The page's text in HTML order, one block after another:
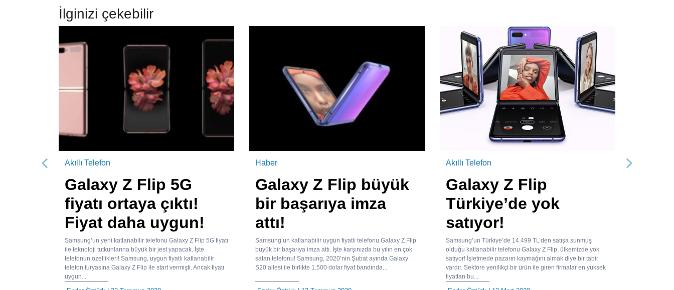
İlginizi çekebilir
Akıllı Telefon
Galaxy Z Flip 5G
fiyatı ortaya çıktı!
Fiyat daha uygun!
Samsung’un yeni katlanabilir telefonu Galaxy Z Flip 5G fiyatı
ile teknoloji tutkunlarına büyük bir jest yapacak. İşte
telefonun özellikleri! Samsung, uygun fiyatlı katlanabilir
telefon furyasına Galaxy Z Flip ile start vermişti. Ancak fiyatı
uygun...
Haber
Galaxy Z Flip büyük
bir başarıya imza
attı!
Samsung’un katlanabilir uygun fiyatlı telefonu Galaxy Z Flip
büyük bir başarıya imza attı. İşte karşınızda bu yılın en çok
satan telefonu! Samsung, 2020’nin Şubat ayında Galaxy
S20 ailesi ile birlikte 1.500 dolar fiyat bandında...
Akıllı Telefon
Galaxy Z Flip
Türkiye’de yok
satıyor!
Samsung’un Türkiye’de 14.499 TL’den satışa sunmuş
olduğu katlanabilir telefonu Galaxy Z Flip, ülkemizde yok
satıyor! İşletmede pazarın kaymağını almak diye bir tabir
vardır. Sektöre yenilikçi bir ürün ile giren firmalar en yüksek
fiyattan bu...
Önceki Sonraki